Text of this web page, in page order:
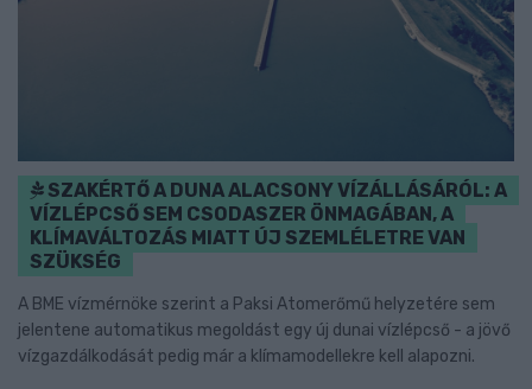
SZAKÉRTŐ A DUNA ALACSONY VÍZÁLLÁSÁRÓL: A
VÍZLÉPCSŐ SEM CSODASZER ÖNMAGÁBAN, A
KLÍMAVÁLTOZÁS MIATT ÚJ SZEMLÉLETRE VAN
SZÜKSÉG
A BME vízmérnöke szerint a Paksi Atomerőmű helyzetére sem
jelentene automatikus megoldást egy új dunai vízlépcső - a jövő
vízgazdálkodását pedig már a klímamodellekre kell alapozni.